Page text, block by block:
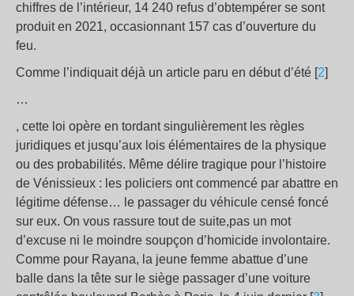
chiffres de l’intérieur, 14 240 refus d’obtempérer se sont
produit en 2021, occasionnant 157 cas d’ouverture du
feu.
Comme l’indiquait déjà un article paru en début d’été [2]
…
, cette loi opère en tordant singulièrement les règles
juridiques et jusqu’aux lois élémentaires de la physique
ou des probabilités. Même délire tragique pour l’histoire
de Vénissieux : les policiers ont commencé par abattre en
légitime défense… le passager du véhicule censé foncé
sur eux. On vous rassure tout de suite,pas un mot
d’excuse ni le moindre soupçon d’homicide involontaire.
Comme pour Rayana, la jeune femme abattue d’une
balle dans la tête sur le siège passager d’une voiture